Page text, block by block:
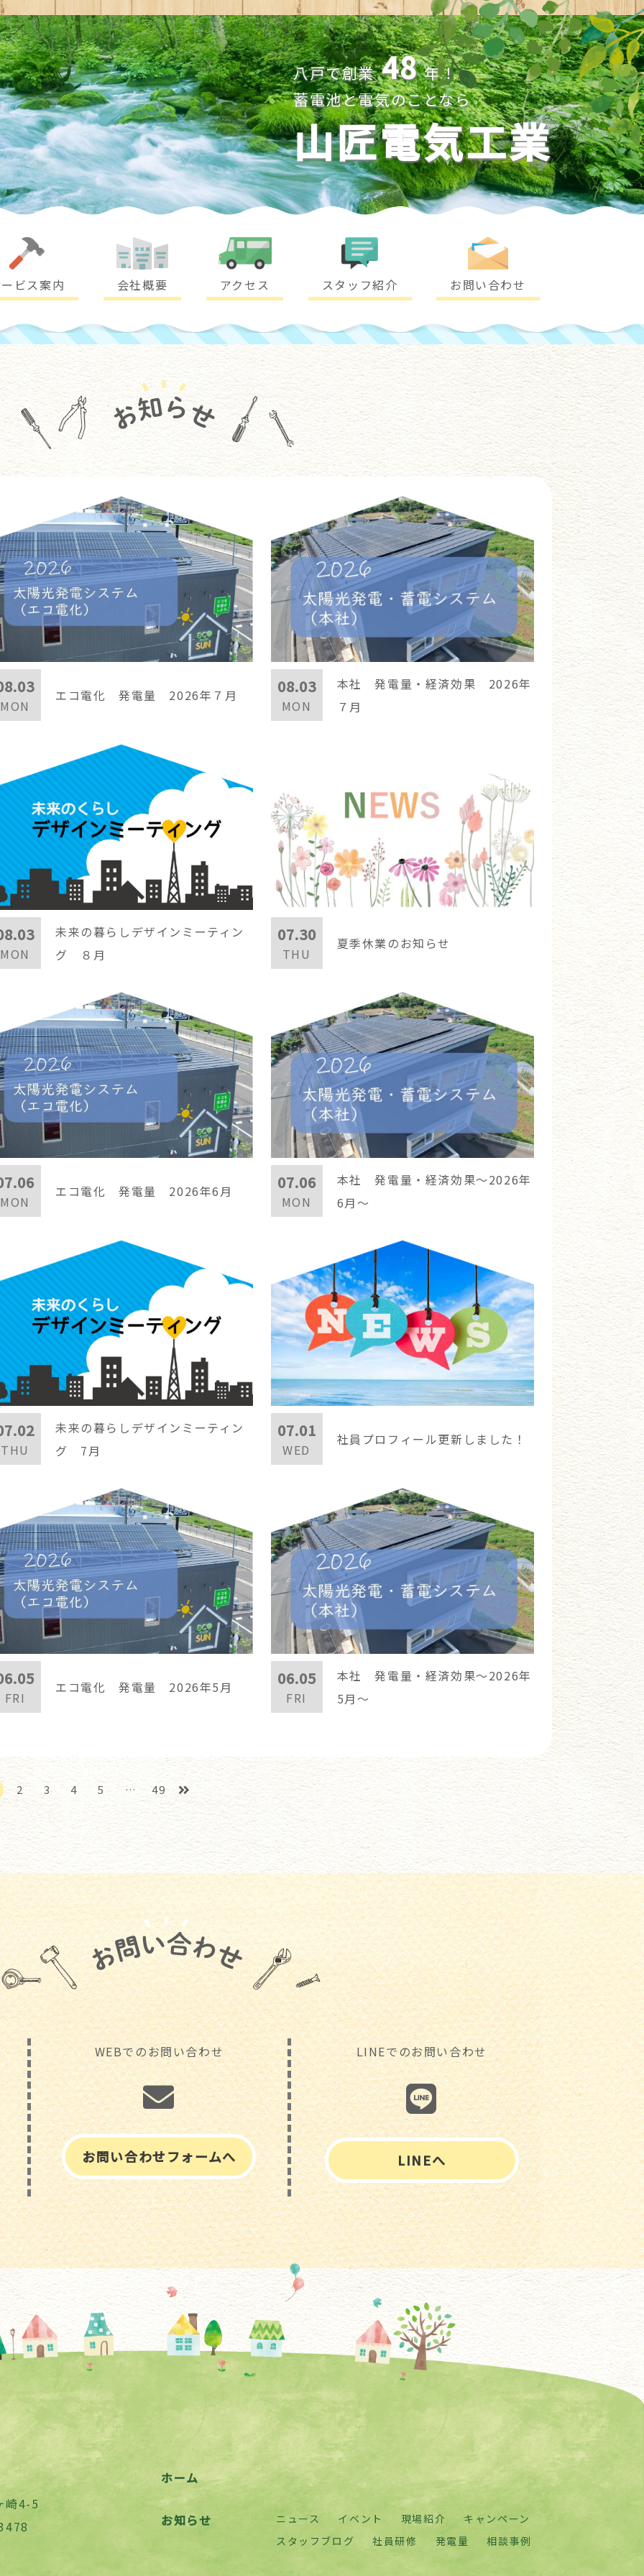
八戸で創業 48 年！
蓄電池と電気のことなら
山匠電気工業
ビス案内 会社概要 アクセス スタッフ紹介 お問い合わせ
MON
エコ電化 発電量 2026年７月 08.03
MON
本社 発電量・経済効果 2026年
７月
MON
未来の暮らしデザインミーティン
グ ８月
07.30
THU
夏季休業のお知らせ
MON
エコ電化 発電量 2026年6月 07.06
MON
本社 発電量・経済効果～2026年
6月～
THU
未来の暮らしデザインミーティン
グ 7月
07.01
WED
社員プロフィール更新しました！
FRI
エコ電化 発電量 2026年5月 06.05
FRI
本社 発電量・経済効果～2026年
5月～
2 3 4 5 … 49
WEBでのお問い合わせ
お問い合わせフォームへ
LINEでのお問い合わせ
LINEへ
崎4-5
ホーム
お知らせ ニュース イベント 現場紹介
キャンペーン
スタッフブログ
社員研修 発電量 相談事例